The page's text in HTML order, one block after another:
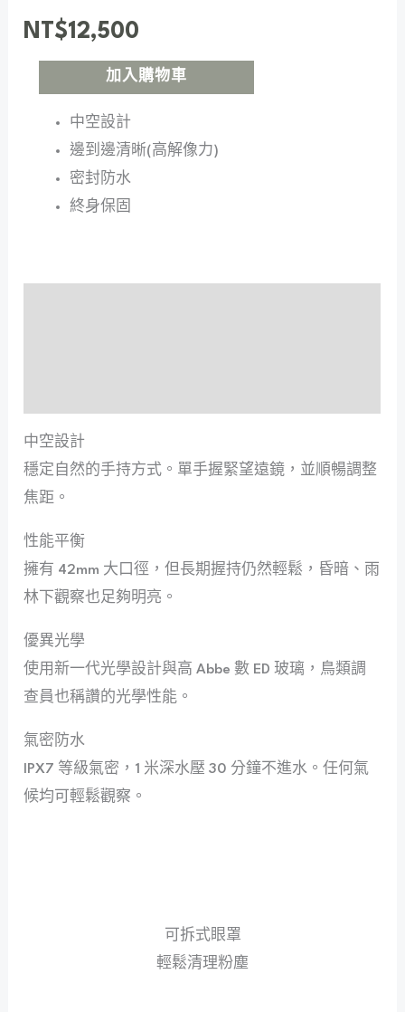
NT$12,500
加入購物車
中空設計
邊到邊清晰(高解像力)
密封防水
終身保固
中空設計
穩定自然的手持方式。 單手握緊望遠鏡，並順暢調整
焦距。
性能平衡
擁有 42mm 大口徑，但長期握持仍然輕鬆，昏暗、雨
林下觀察也足夠明亮 。
優異光學
使用新一代光學設計與高 Abbe 數 ED 玻璃，鳥類調
查員也稱讚的光學性能。
氣密防水
IPX7 等級氣密，1 米深水壓 30 分鐘不進水。任何氣
候均可輕鬆觀察。
可拆式眼罩
輕鬆清理粉塵